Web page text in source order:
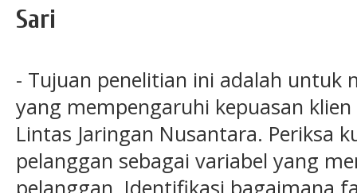
Sari
- Tujuan penelitian ini adalah untuk
yang mempengaruhi kepuasan
Lintas Jaringan Nusantara. Periksa
pelanggan sebagai variabel yang
pelanggan. Identifikasi bagaimana